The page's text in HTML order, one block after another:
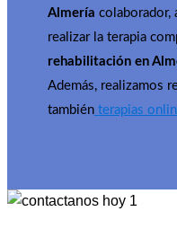
Almería colaborador,
realizar la terapia
rehabilitación en
Además, realizamos
tambiénterapias